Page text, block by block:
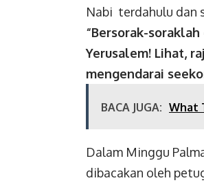
Nabi terdahulu dan
“Bersorak-
Yerusalem! Lihat,
mengendarai
BACA JUGA: What
Dalam Minggu
dibacakan oleh